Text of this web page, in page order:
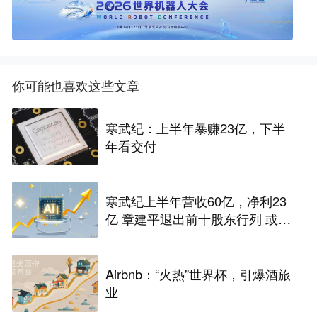
你可能也喜欢这些文章
寒武纪：上半年暴赚23亿，下半
年看交付
寒武纪上半年营收60亿，净利23
亿 章建平退出前十股东行列 或套
Airbnb：“火热”世界杯，引爆酒旅
业